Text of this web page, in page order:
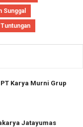
Sunggal
Karya Murni Grup
Jatayumas